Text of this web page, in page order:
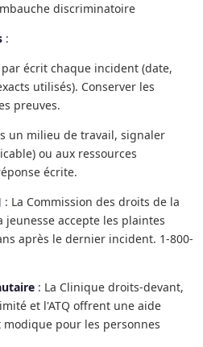
discriminatoire
:
écrit chaque incident (date,
utilisés). Conserver les
preuves.
un milieu de travail, signaler
ou aux ressources
écrite.
: La Commission des droits de la
accepte les plaintes
après le dernier incident. 1-800-
: La Clinique droits-devant,
et l'ATQ offrent une aide
pour les personnes